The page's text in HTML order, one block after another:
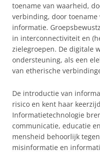
toename van waarheid,
verbinding, door
informatie.
in interconnectiviteit en
zielegroepen. De digitale
ondersteuning, als een
van etherische
De introductie van
risico en kent haar
Informatietechnologie
communicatie, educatie
mensheid behoorlijk
misinformatie en